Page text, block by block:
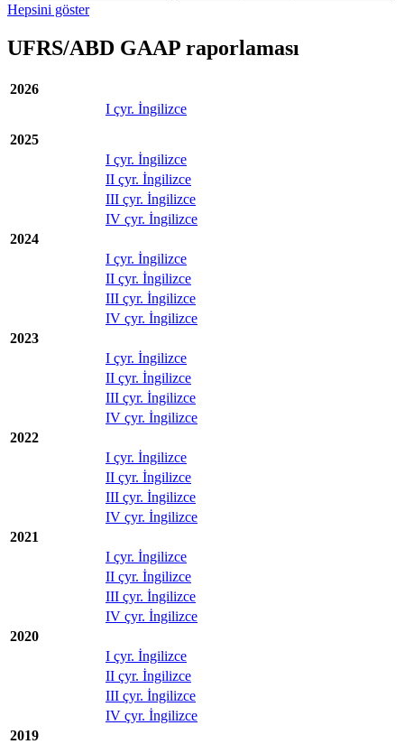
Hepsini göster
UFRS/ABD GAAP raporlaması
2026
I çyr. İngilizce
2025
I çyr. İngilizce
II çyr. İngilizce
III çyr. İngilizce
IV çyr. İngilizce
2024
I çyr. İngilizce
II çyr. İngilizce
III çyr. İngilizce
IV çyr. İngilizce
2023
I çyr. İngilizce
II çyr. İngilizce
III çyr. İngilizce
IV çyr. İngilizce
2022
I çyr. İngilizce
II çyr. İngilizce
III çyr. İngilizce
IV çyr. İngilizce
2021
I çyr. İngilizce
II çyr. İngilizce
III çyr. İngilizce
IV çyr. İngilizce
2020
I çyr. İngilizce
II çyr. İngilizce
III çyr. İngilizce
IV çyr. İngilizce
2019